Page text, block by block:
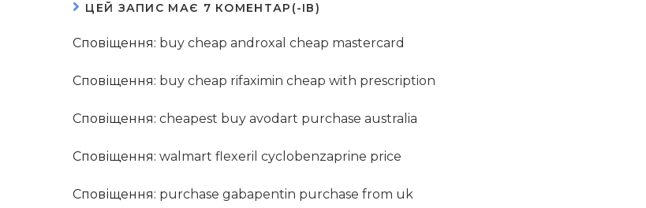
ЦЕЙ ЗАПИС МАЄ 7 КОМЕНТАР(-ІВ)
Сповіщення: buy cheap androxal cheap mastercard
Сповіщення: buy cheap rifaximin cheap with prescription
Сповіщення: cheapest buy avodart purchase australia
Сповіщення: walmart flexeril cyclobenzaprine price
Сповіщення: purchase gabapentin purchase from uk